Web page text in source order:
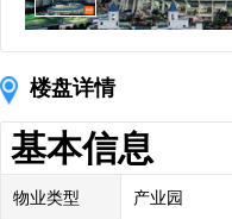
楼盘详情
基本信息
物业类型 产业园